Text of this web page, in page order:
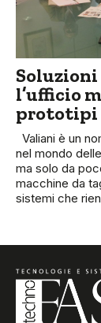
Soluzioni
l’ufficio
prototipi
Valiani è un
nel mondo
ma solo da
macchine da
sistemi che